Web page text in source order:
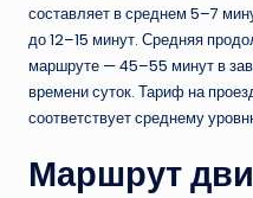
составляет в среднем 5–7
до 12–15 минут. Средняя
маршруте — 45–55 минут в
времени суток. Тариф на
соответствует среднему
Маршрут